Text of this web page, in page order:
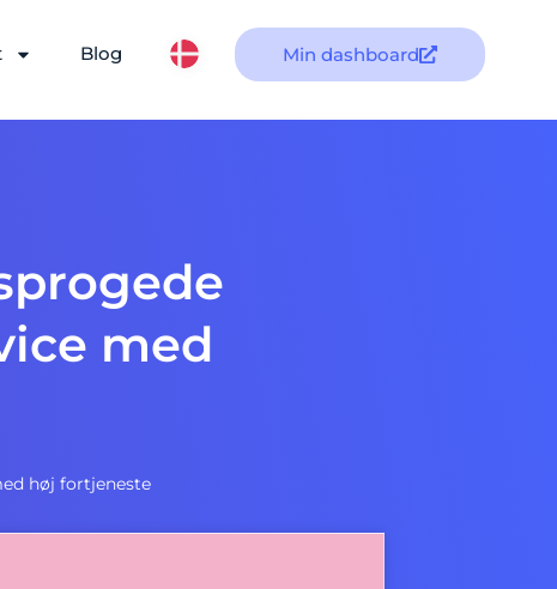
Blog Min dashboard
med
høj fortjeneste